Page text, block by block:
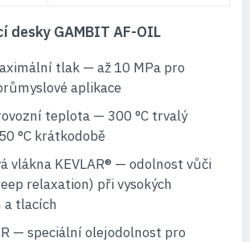
desky GAMBIT AF-OIL
tlak — až 10 MPa pro
aplikace
teplota — 300 °C trvalý
°C krátkodobě
vlákna KEVLAR® — odolnost vůči
relaxation) při vysokých
a tlacích
— speciální olejodolnost pro